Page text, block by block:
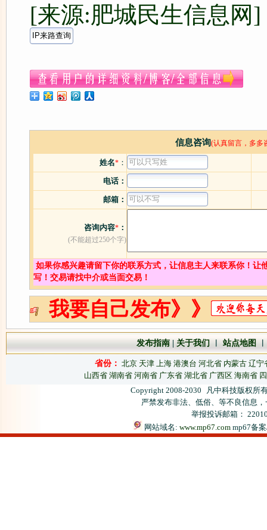
[来源:肥城民生信息网]
信息咨询(认真留言，多多
姓名*：
电话：
邮箱：
咨询内容*：
(不能超过250个字)
如果你感兴趣请留下你的联系方式，让信息主人来联系你！
写！交易请找中介或当面交易！
我要自己发布》》
发布指南 关于我们 站点地图
省份： 北京 天津 上海 港澳台 河北省 内蒙古 辽宁
山西省 湖南省 河南省 广东省 湖北省 广西区 海南省
Copyright 2008-2030
凡中科技版权所
严禁发布非法、低俗、等不良信息
举报投诉邮箱：
网站域名: www.mp67.com mp67备